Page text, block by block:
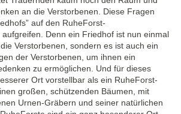
an die Verstorbenen. Diese Fragen
auf den RuheForst-
Denn ein Friedhof ist nun einmal
Verstorbenen, sondern es ist auch ein
der Verstorbenen, um ihnen ein
zu ermöglichen. Und für dieses
Ort vorstellbar als ein RuheForst-
großen, schützenden Bäumen, mit
Urnen-Gräbern und seiner natürlichen